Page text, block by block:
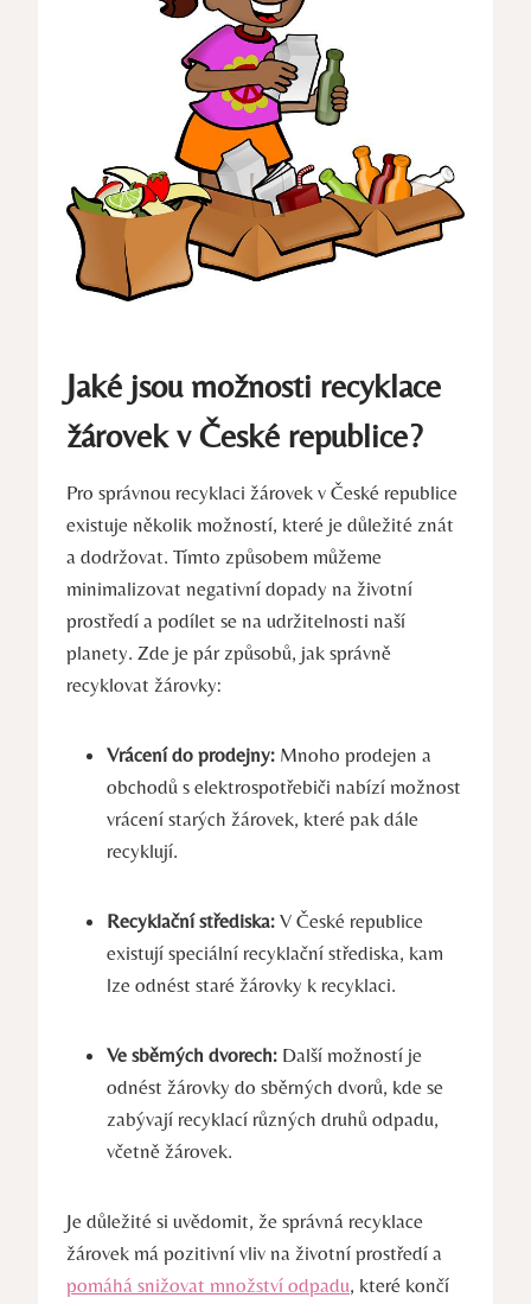
Jaké jsou možnosti recyklace
žárovek v České republice?
Pro správnou recyklaci žárovek v České republice
existuje několik možností, které je důležité znát
a dodržovat. Tímto způsobem můžeme
minimalizovat negativní dopady na životní
prostředí a podílet se na udržitelnosti naší
planety. Zde je pár způsobů, jak správně
recyklovat žárovky:
Vrácení do prodejny: Mnoho prodejen a
obchodů s elektrospotřebiči nabízí možnost
vrácení starých žárovek, které pak dále
recyklují.
Recyklační střediska: V České republice
existují speciální recyklační střediska, kam
lze odnést staré žárovky k recyklaci.
Ve sběrných dvorech: Další možností je
odnést žárovky do sběrných dvorů, kde se
zabývají recyklací různých druhů odpadu,
včetně žárovek.
Je důležité si uvědomit, že správná recyklace
žárovek má pozitivní vliv na životní prostředí a
pomáhá snižovat množství odpadu, které končí